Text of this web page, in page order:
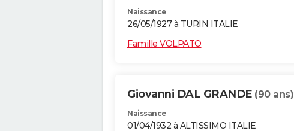
Naissance
26/05/1927 à TURIN ITALIE
Famille VOLPATO
Giovanni DAL GRANDE (90 ans)
Naissance
01/04/1932 à ALTISSIMO ITALIE